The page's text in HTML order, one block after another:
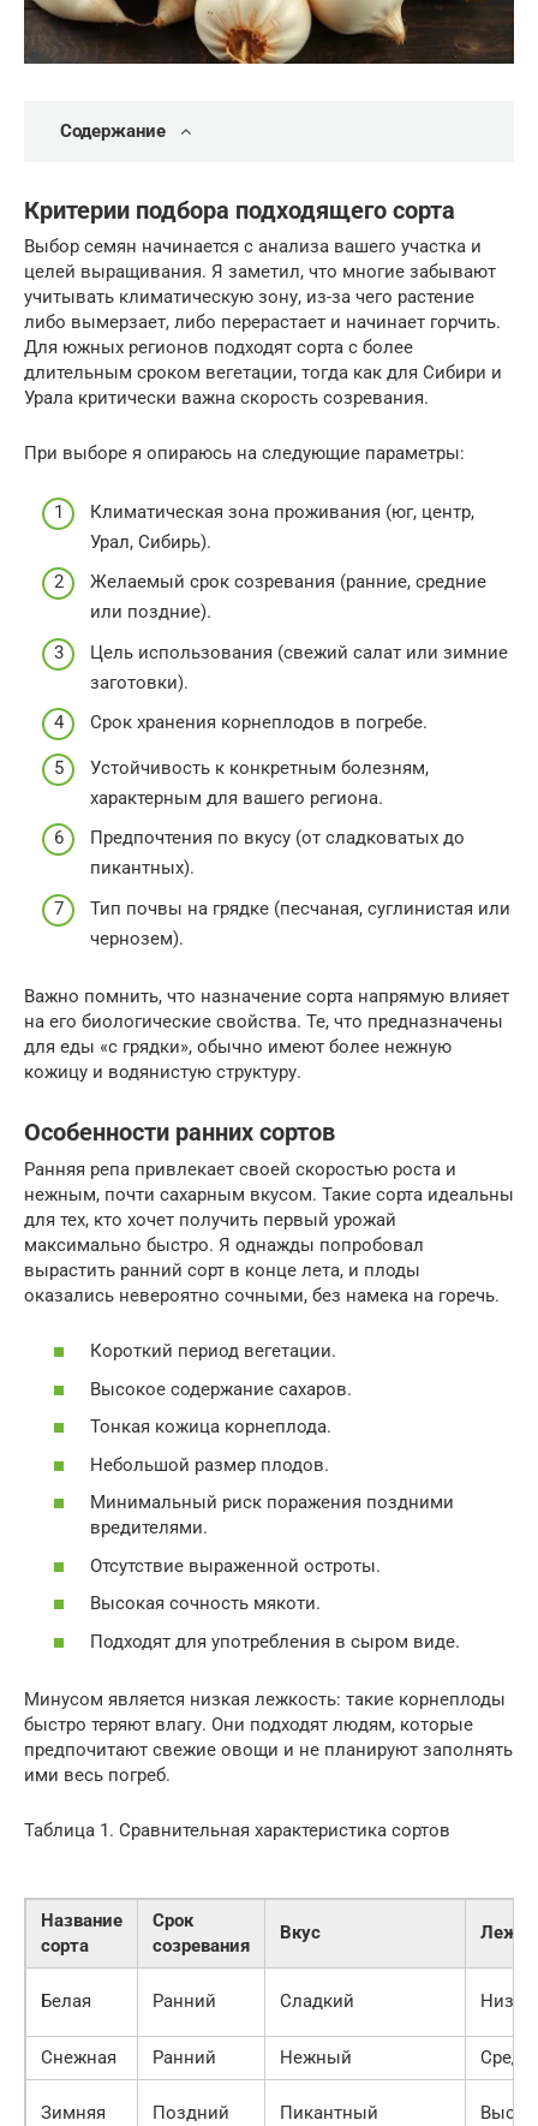
Содержание
Критерии подбора подходящего сорта
Выбор семян начинается с анализа вашего участка и
целей выращивания. Я заметил, что многие забывают
учитывать климатическую зону, из-за чего растение
либо вымерзает, либо перерастает и начинает горчить.
Для южных регионов подходят сорта с более
длительным сроком вегетации, тогда как для Сибири и
Урала критически важна скорость созревания.
При выборе я опираюсь на следующие параметры:
Климатическая зона проживания (юг, центр,
Урал, Сибирь).
Желаемый срок созревания (ранние, средние
или поздние).
Цель использования (свежий салат или зимние
заготовки).
Срок хранения корнеплодов в погребе.
Устойчивость к конкретным болезням,
характерным для вашего региона.
Предпочтения по вкусу (от сладковатых до
пикантных).
Тип почвы на грядке (песчаная, суглинистая или
чернозем).
Важно помнить, что назначение сорта напрямую влияет
на его биологические свойства. Те, что предназначены
для еды «с грядки», обычно имеют более нежную
кожицу и водянистую структуру.
Особенности ранних сортов
Ранняя репа привлекает своей скоростью роста и
нежным, почти сахарным вкусом. Такие сорта идеальны
для тех, кто хочет получить первый урожай
максимально быстро. Я однажды попробовал
вырастить ранний сорт в конце лета, и плоды
оказались невероятно сочными, без намека на горечь.
Короткий период вегетации.
Высокое содержание сахаров.
Тонкая кожица корнеплода.
Небольшой размер плодов.
Минимальный риск поражения поздними
вредителями.
Отсутствие выраженной остроты.
Высокая сочность мякоти.
Подходят для употребления в сыром виде.
Минусом является низкая лежкость: такие корнеплоды
быстро теряют влагу. Они подходят людям, которые
предпочитают свежие овощи и не планируют заполнять
ими весь погреб.
Таблица 1. Сравнительная характеристика сортов
Название
сорта
Срок
созревания
Вкус
Белая Ранний Сладкий
Снежная Ранний Нежный
Зимняя Поздний Пикантный